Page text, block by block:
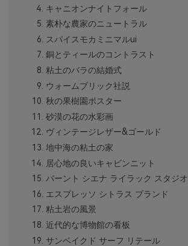
キャニオンナイトフォール
素朴な農家のニュートラル
スパイスモカミニマルui
銅とティールのコントラスト
粘土のバラの結婚式
ウォームブリック社説
秋の果樹園ポスター
砂漠の花の水彩画
ヴィンテージレザー&ゴールド
地中海の粘土の家
居心地の良いキャビンニット
バーント シエナ ライラック スタジオ
エスプレッソ シトラス ブランド
粘土岩の風景
近代的な博物館の看板
サンベイクド サーフ リテール